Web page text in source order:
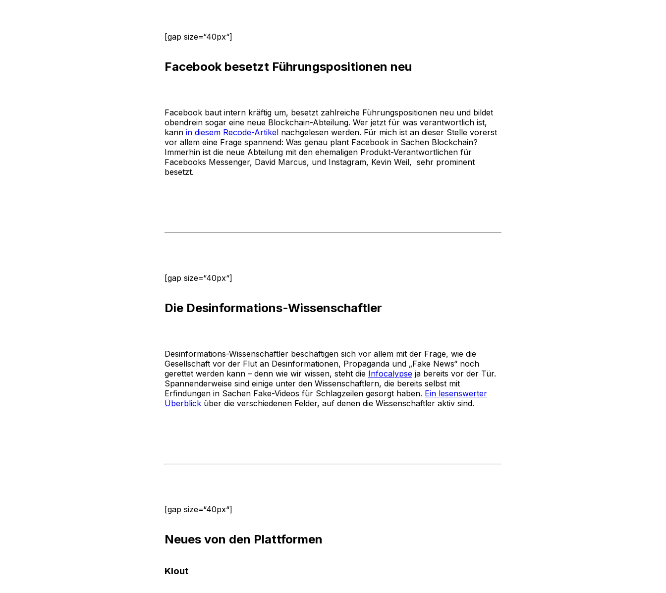
[gap size=“40px“]
Facebook besetzt Führungspositionen neu
Facebook baut intern kräftig um, besetzt zahlreiche Führungspositionen neu und bildet
obendrein sogar eine neue Blockchain-Abteilung. Wer jetzt für was verantwortlich ist,
kann in diesem Recode-Artikel nachgelesen werden. Für mich ist an dieser Stelle vorerst
vor allem eine Frage spannend: Was genau plant Facebook in Sachen Blockchain?
Immerhin ist die neue Abteilung mit den ehemaligen Produkt-Verantwortlichen für
Facebooks Messenger, David Marcus, und Instagram, Kevin Weil, sehr prominent
besetzt.
[gap size=“40px“]
Die Desinformations-Wissenschaftler
Desinformations-Wissenschaftler beschäftigen sich vor allem mit der Frage, wie die
Gesellschaft vor der Flut an Desinformationen, Propaganda und „Fake News“ noch
gerettet werden kann – denn wie wir wissen, steht die Infocalypse ja bereits vor der Tür.
Spannenderweise sind einige unter den Wissenschaftlern, die bereits selbst mit
Erfindungen in Sachen Fake-Videos für Schlagzeilen gesorgt haben. Ein lesenswerter
Überblick über die verschiedenen Felder, auf denen die Wissenschaftler aktiv sind.
[gap size=“40px“]
Neues von den Plattformen
Klout